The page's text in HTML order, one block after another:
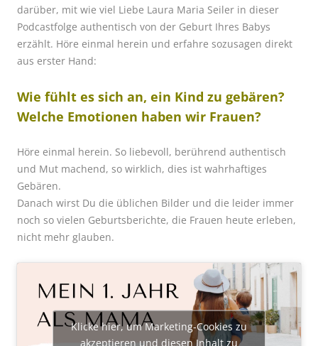
darüber, mit wie viel Liebe Laura Maria Seiler in dieser
Podcastfolge authentisch von der Geburt Ihres Babys
erzählt. Höre einmal herein und erfahre sozusagen direkt
aus erster Hand:
Wie fühlt es sich an, ein Kind zu gebären?
Welche Emotionen haben wir Frauen?
Höre einmal herein. So liebevoll, berührend authentisch
und Mut machend, so wirklich, dies ist wahrhaftiges
Gebären.
Danach wirst Du die üblichen Bilder und die leider immer
noch so vielen Geburtsberichte, die Frauen heute erleben,
nicht mehr glauben.
Klicke hier, um Marketing-Cookies zu
akzeptieren und diesen Inhalt zu